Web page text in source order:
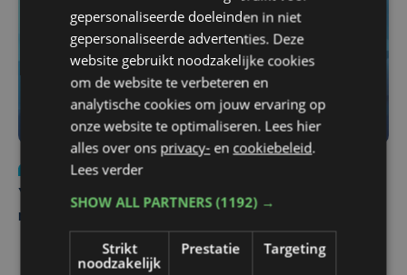
Nieuws
do 6 augustus | 21:30
Yaro (19), slachtoffer van vechtpartij, is na
maandenlange coma overleden
gepersonaliseerde doeleinden in niet
gepersonaliseerde advertenties. Deze
website gebruikt noodzakelijke cookies
om de website te verbeteren en
analytische cookies om jouw ervaring op
onze website te optimaliseren. Lees hier
alles over ons privacy- en cookiebeleid.
Lees verder
SHOW ALL PARTNERS(1192) →
Strikt
noodzakelijk
Prestatie Targeting